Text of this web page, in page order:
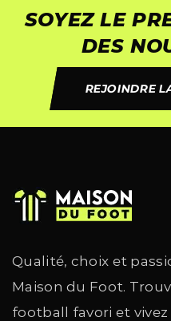
SOYEZ LE
DES
REJOINDRE
Qualité, choix et
Maison du Foot.
football favori et